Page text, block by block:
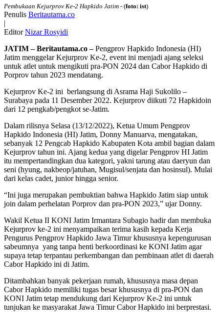
Pembukaan Kejurprov Ke-2 Hapkido Jatim - (foto: ist)
Penulis Beritautama.co
|
Editor Nizar Rosyidi
JATIM – Beritautama.co –Pengprov Hapkido Indonesia (HI)
Jatim menggelar Kejurprov Ke-2, event ini menjadi ajang seleksi
untuk atlet untuk mengikuti pra-PON 2024 dan Cabor Hapkido di
Porprov tahun 2023 mendatang.
Kejurprov Ke-2 ini berlangsung di Asrama Haji Sukolilo –
Surabaya pada 11 Desember 2022. Kejurprov diikuti 72 Hapkidoin
dari 12 pengkab/pengkot se-Jatim.
Dalam rilisnya Selasa (13/12/2022), Ketua Umum Pengprov
Hapkido Indonesia (HI) Jatim, Donny Manuarva, mengatakan,
sebanyak 12 Pengcab Hapkido Kabupaten Kota ambil bagian dalam
Kejurprov tahun ini. Ajang kedua yang digelar Pengprov HI Jatim
itu mempertandingkan dua kategori, yakni tarung atau daeryun dan
seni (hyung, nakbeop/jatuhan, Mugisul/senjata dan hosinsul). Mulai
dari kelas cadet, junior hingga senior.
“Ini juga merupakan pembuktian bahwa Hapkido Jatim siap untuk
join dalam perhelatan Porprov dan pra-PON 2023,” ujar Donny.
Wakil Ketua II KONI Jatim Irmantara Subagio hadir dan membuka
Kejurprov ke-2 ini menyampaikan terima kasih kepada Kerja
Pengurus Pengprov Hapkido Jawa Timur khususnya kepengurusan
sabeumnya yang tanpa henti berkoordinasi ke KONI Jatim agar
supaya tetap terpantau perkembangan dan pembinaan atlet di daerah
Cabor Hapkido ini di Jatim.
Ditambahkan banyak pekerjaan rumah, khususnya masa depan
Cabor Hapkido memiliki tugas besar khususnya di pra-PON dan
KONI Jatim tetap mendukung dari Kejurprov Ke-2 ini untuk
tunjukan ke masyarakat Jawa Timur Cabor Hapkido ini berprestasi.